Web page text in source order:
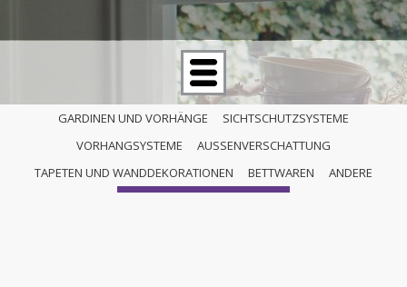
GARDINEN UND VORHÄNGE
SICHTSCHUTZSYSTEME
VORHANGSYSTEME
AUSSENVERSCHATTUNG
TAPETEN UND WANDDEKORATIONEN
BETTWAREN ANDERE
ANDERE